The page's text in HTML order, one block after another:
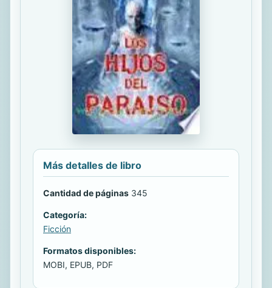
Más detalles de libro
Cantidad de páginas 345
Categoría:
Ficción
Formatos disponibles:
MOBI, EPUB, PDF